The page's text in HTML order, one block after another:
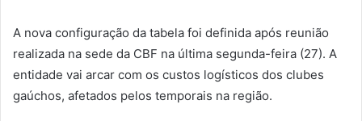
A nova configuração da tabela foi definida após reunião
realizada na sede da CBF na última segunda-feira (27). A
entidade vai arcar com os custos logísticos dos clubes
gaúchos, afetados pelos temporais na região.